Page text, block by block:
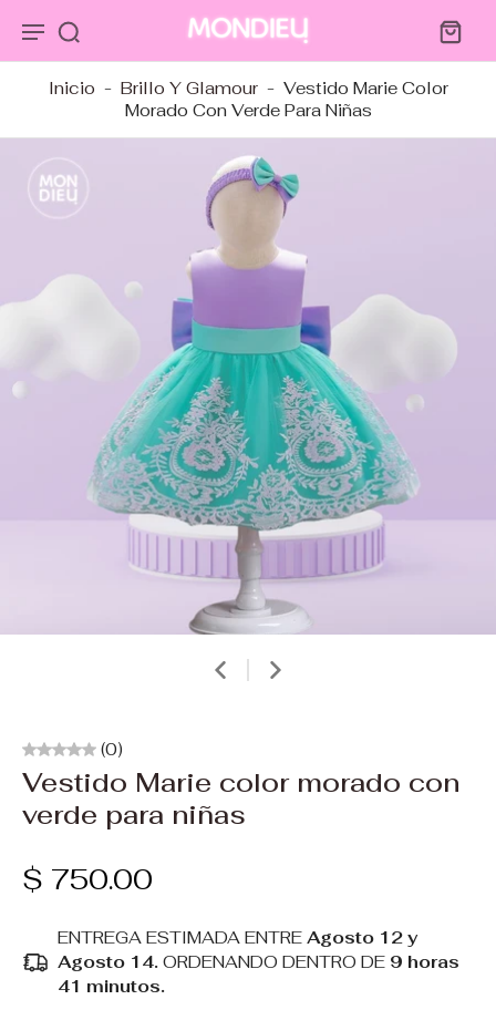
Inicio - Brillo Y Glamour - Vestido Marie Color
Morado Con Verde Para Niñas
(0)
Vestido Marie color morado con
verde para niñas
$ 750.00
ENTREGA ESTIMADA ENTRE Agosto 12 y
Agosto 14. ORDENANDO DENTRO DE 9 horas
41 minutos.